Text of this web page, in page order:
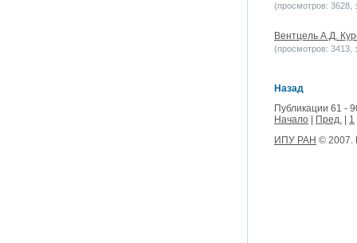
(просмотров: 3628,
Вентцель А.Д.
(просмотров: 3413,
Назад
Публикации 61 -
Начало
Пред.
1
ИПУ РАН © 2007.